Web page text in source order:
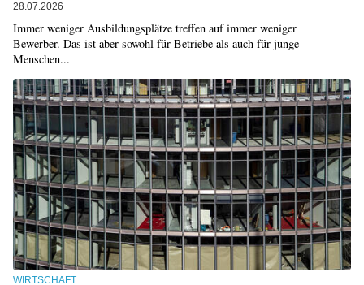
28.07.2026
Immer weniger Ausbildungsplätze treffen auf immer weniger
Bewerber. Das ist aber sowohl für Betriebe als auch für junge
Menschen...
WIRTSCHAFT